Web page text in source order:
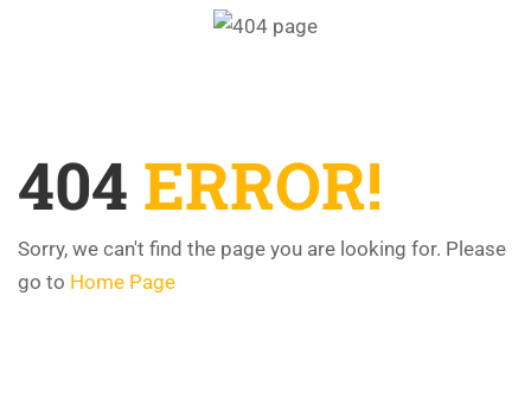
404 ERROR!
Sorry, we can't find the page you are looking for. Please
go to Home Page